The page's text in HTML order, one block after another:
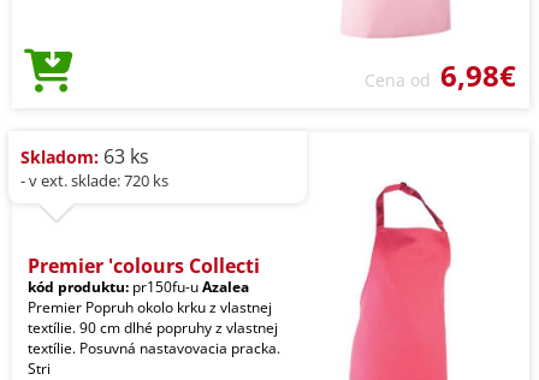
Cena od 6,98€
Skladom: 63 ks
- v ext. sklade: 720 ks
Premier 'colours Collecti
kód produktu: pr150fu-uAzalea
Premier Popruh okolo krku z vlastnej
textílie. 90 cm dlhé popruhy z vlastnej
textílie. Posuvná nastavovacia pracka.
Stri